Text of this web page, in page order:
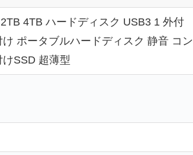
4TB ハードディスク USB3 1 外付
ポータブルハードディスク 静音 コン
SSD 超薄型